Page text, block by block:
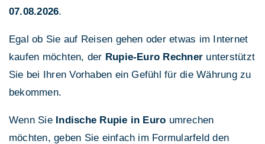
07.08.2026.
Egal ob Sie auf Reisen gehen oder etwas im Internet
kaufen möchten, der Rupie-Euro Rechner unterstützt
Sie bei Ihren Vorhaben ein Gefühl für die Währung zu
bekommen.
Wenn Sie Indische Rupie in Euro umrechen
möchten, geben Sie einfach im Formularfeld den